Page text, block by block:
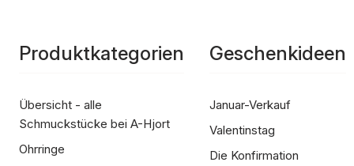
Produktkategorien
Übersicht - alle
Schmuckstücke bei A-Hjort
Ohrringe
Geschenkideen
Januar-Verkauf
Valentinstag
Die Konfirmation